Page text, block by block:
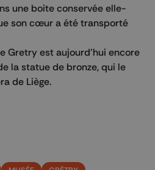
une boite conservée elle-
son cœur a été transporté
Gretry est aujourd’hui encore
la statue de bronze, qui le
de Liège.